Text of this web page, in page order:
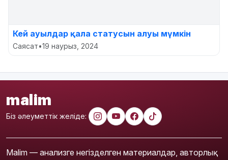
Кей ауылдар қала статусын алуы мүмкін
Саясат•19 наурыз, 2024
malim
Біз әлеуметтік желіде:
Malim — анализге негізделген материалдар, авторлық